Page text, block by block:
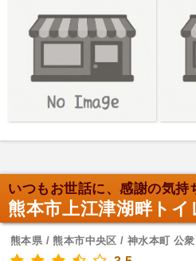
いつもお世話に、感謝の気持
熊本市上江津湖畔トイ
熊本県 / 熊本市中央区 / 神水本町 公衆